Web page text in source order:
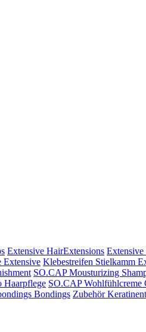
Extensive HairExtensions Extensive
Extensive Klebestreifen Stielkamm
SO.CAP Mousturizing
Haarpflege SO.CAP Wohlfühlcreme
Bondings Zubehör